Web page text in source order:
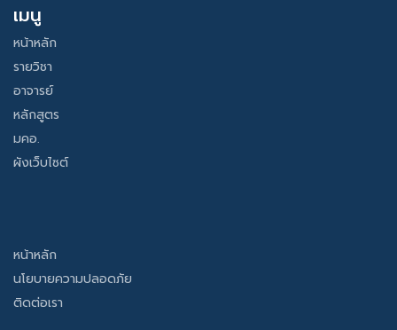
เมนู
หน้าหลัก
รายวิชา
อาจารย์
หลักสูตร
มคอ.
ผังเว็บไซต์
หน้าหลัก
นโยบายความปลอดภัย
ติดต่อเรา